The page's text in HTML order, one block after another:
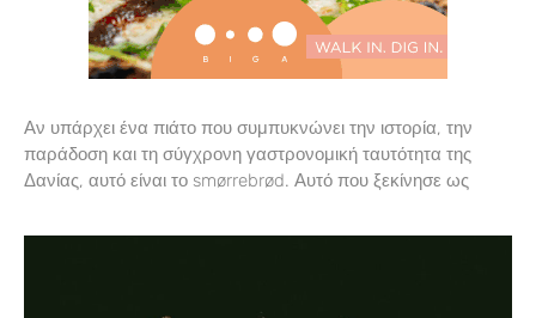
Αν υπάρχει ένα πιάτο που συμπυκνώνει την ιστορία, την
παράδοση και τη σύγχρονη γαστρονομική ταυτότητα της
Δανίας, αυτό είναι το smørrebrød. Αυτό που ξεκίνησε ως